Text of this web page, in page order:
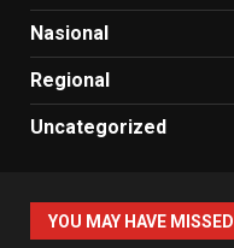
Nasional
Regional
Uncategorized
YOU MAY HAVE MISSED